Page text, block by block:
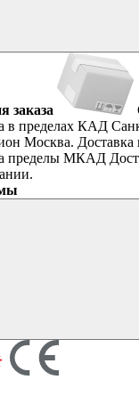
заказа
в пределах КАД
Москва.
пределы МКАД